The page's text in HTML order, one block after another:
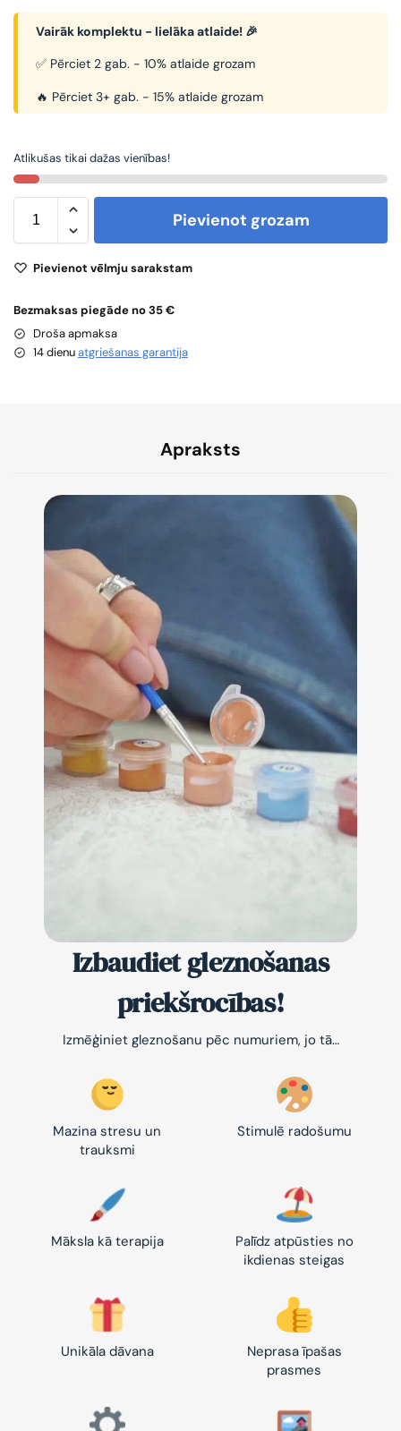
Vairāk komplektu - lielāka atlaide! 🎉
✅ Pērciet 2 gab. - 10% atlaide grozam
🔥 Pērciet 3+ gab. - 15% atlaide grozam
Atlikušas tikai dažas vienības!
Pievienot grozam
Pievienot vēlmju sarakstam
Bezmaksas piegāde no 35 €
Droša apmaksa
14 dienuatgriešanas garantija
Apraksts
Izbaudiet gleznošanas
priekšrocības!
Izmēģiniet gleznošanu pēc numuriem, jo tā…
Mazina stresu un
trauksmi
Stimulē radošumu
Māksla kā terapija
Palīdz atpūsties no
ikdienas steigas
Unikāla dāvana
Neprasa īpašas
prasmes